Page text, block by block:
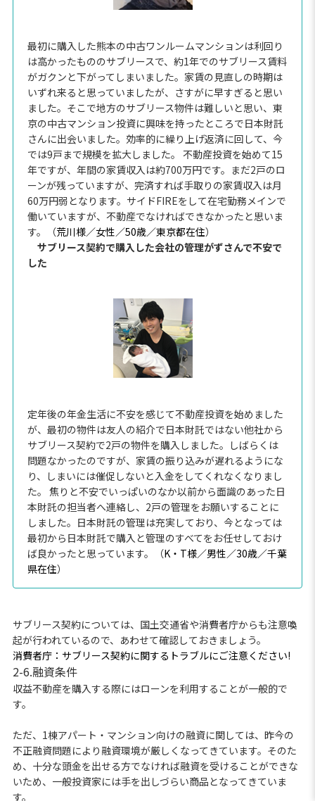
最初に購入した熊本の中古ワンルームマンションは利回り
は高かったもののサブリースで、約1年でのサブリース賃料
がガクンと下がってしまいました。家賃の見直しの時期は
いずれ来ると思っていましたが、さすがに早すぎると思い
ました。そこで地方のサブリース物件は難しいと思い、東
京の中古マンション投資に興味を持ったところで日本財託
さんに出会いました。効率的に繰り上げ返済に回して、今
では9戸まで規模を拡大しました。 不動産投資を始めて15
年ですが、年間の家賃収入は約700万円です。まだ2戸のロ
ーンが残っていますが、完済すれば手取りの家賃収入は月
60万円弱となります。サイドFIREをして在宅勤務メインで
働いていますが、不動産でなければできなかったと思いま
す。（荒川様／女性／50歳／東京都在住）
サブリース契約で購入した会社の管理がずさんで不安で
した
定年後の年金生活に不安を感じて不動産投資を始めました
が、最初の物件は友人の紹介で日本財託ではない他社から
サブリース契約で2戸の物件を購入しました。しばらくは
問題なかったのですが、家賃の振り込みが遅れるようにな
り、しまいには催促しないと入金をしてくれなくなりまし
た。 焦りと不安でいっぱいのなか以前から面識のあった日
本財託の担当者へ連絡し、2戸の管理をお願いすることに
しました。日本財託の管理は充実しており、今となっては
最初から日本財託で購入と管理のすべてをお任せしておけ
ば良かったと思っています。（K・T様／男性／30歳／千葉
県在住）
サブリース契約については、国土交通省や消費者庁からも注意喚
起が行われているので、あわせて確認しておきましょう。
消費者庁：サブリース契約に関するトラブルにご注意ください!
2-6.融資条件
収益不動産を購入する際にはローンを利用することが一般的で
す。
ただ、1棟アパート・マンション向けの融資に関しては、昨今の
不正融資問題により融資環境が厳しくなってきています。そのた
め、十分な頭金を出せる方でなければ融資を受けることができな
いため、一般投資家には手を出しづらい商品となってきていま
す。